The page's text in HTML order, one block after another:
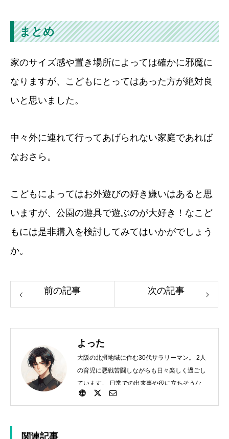
まとめ
家のサイズ感や置き場所によっては確かに邪魔に
なりますが、こどもにとってはあった方が絶対良
いと思いました。
中々外に連れて行ってあげられない家庭であれば
なおさら。
こどもによってはお外遊びの好き嫌いはあると思
いますが、公園の遊具で遊ぶのが大好き！なこど
もには是非購入を検討してみてはいかがでしょう
か。
前の記事 次の記事
よった
大阪の北摂地域に住む30代サラリーマン。 2人
の育児に悪戦苦闘しながらも日々楽しく過ごし
ています。 日常での出来事や役に立ちそうなこ
とを細々投稿していきます。
関連記事